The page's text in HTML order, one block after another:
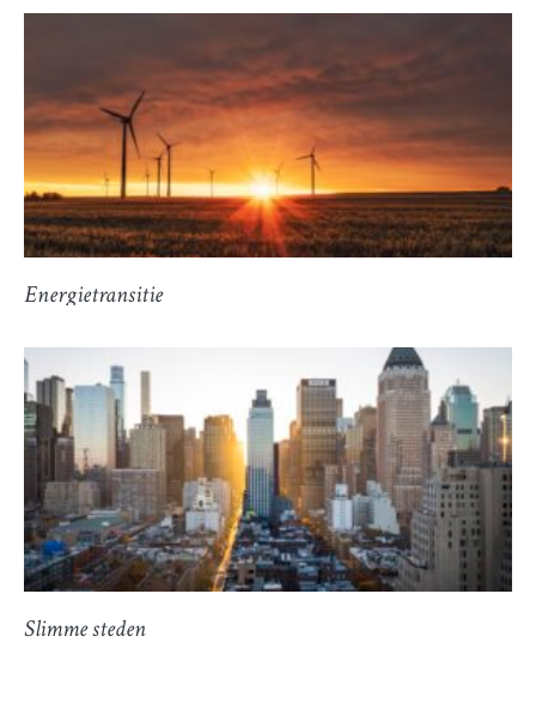
Energietransitie
Slimme steden